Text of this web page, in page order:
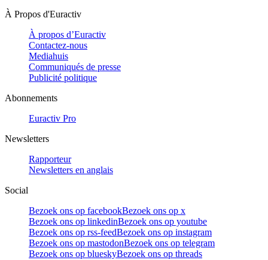
À Propos d'Euractiv
À propos d’Euractiv
Contactez-nous
Mediahuis
Communiqués de presse
Publicité politique
Abonnements
Euractiv Pro
Newsletters
Rapporteur
Newsletters en anglais
Social
Bezoek ons op facebookBezoek ons op x
Bezoek ons op linkedinBezoek ons op youtube
Bezoek ons op rss-feedBezoek ons op instagram
Bezoek ons op mastodonBezoek ons op telegram
Bezoek ons op blueskyBezoek ons op threads